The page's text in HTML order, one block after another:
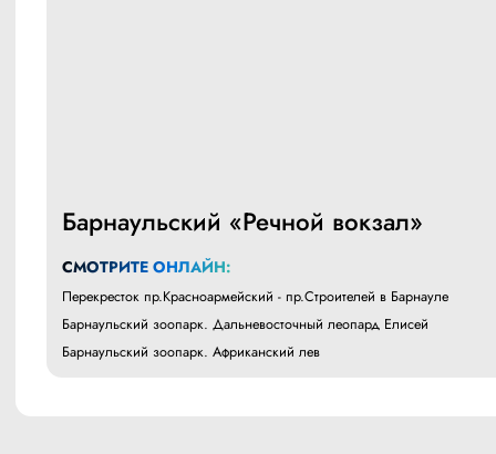
Барнаульский «Речной вокзал»
СМОТРИТЕ ОНЛАЙН:
Перекресток пр.Красноармейский - пр.Строителей в Барнауле
Барнаульский зоопарк. Дальневосточный леопард Елисей
Барнаульский зоопарк. Африканский лев